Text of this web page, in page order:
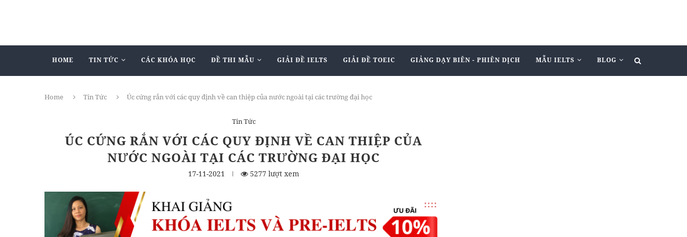
HOME TIN TỨC CÁC KHÓA HỌC ĐỀ THI MẪU GIẢI ĐỀ IELTS GIẢI ĐỀ TOEIC GIẢNG DẠY BIÊN - PHIÊN DỊCH MẪU IELTS BLOG
Home Tin Tức Úc cứng rắn với các quy định về can thiệp của nước ngoài tại các trường đại học
Tin Tức
ÚC CỨNG RẮN VỚI CÁC QUY ĐỊNH VỀ CAN THIỆP CỦA
NƯỚC NGOÀI TẠI CÁC TRƯỜNG ĐẠI HỌC
17-11-2021 5277 lượt xem